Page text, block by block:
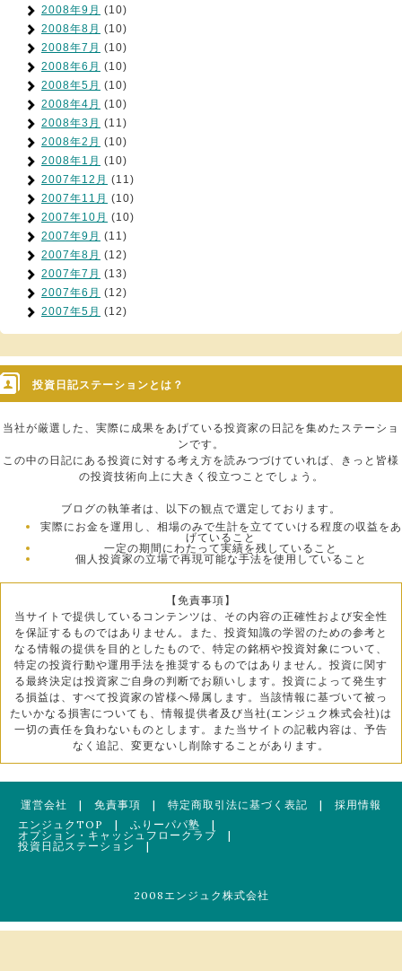
2008年9月 (10)
2008年8月 (10)
2008年7月 (10)
2008年6月 (10)
2008年5月 (10)
2008年4月 (10)
2008年3月 (11)
2008年2月 (10)
2008年1月 (10)
2007年12月 (11)
2007年11月 (10)
2007年10月 (10)
2007年9月 (11)
2007年8月 (12)
2007年7月 (13)
2007年6月 (12)
2007年5月 (12)
投資日記ステーションとは？
当社が厳選した、実際に成果をあげている投資家の日記を集めたステーショ
ンです。
この中の日記にある投資に対する考え方を読みつづけていれば、きっと皆様
の投資技術向上に大きく役立つことでしょう。
ブログの執筆者は、以下の観点で選定しております。
実際にお金を運用し、相場のみで生計を立てていける程度の収益をあ
げていること
一定の期間にわたって実績を残していること
個人投資家の立場で再現可能な手法を使用していること
【免責事項】
当サイトで提供しているコンテンツは、その内容の正確性および安全性
を保証するものではありません。また、投資知識の学習のための参考と
なる情報の提供を目的としたもので、特定の銘柄や投資対象について、
特定の投資行動や運用手法を推奨するものではありません。投資に関す
る最終決定は投資家ご自身の判断でお願いします。投資によって発生す
る損益は、すべて投資家の皆様へ帰属します。当該情報に基づいて被っ
たいかなる損害についても、情報提供者及び当社(エンジュク株式会社)は
一切の責任を負わないものとします。また当サイトの記載内容は、予告
なく追記、変更ないし削除することがあります。
運営会社 | 免責事項 | 特定商取引法に基づく表記 | 採用情報
エンジュクTOP
| ふりーパパ塾 |
オプション・キャッシュフロークラブ |
投資日記ステーション
|
2008エンジュク株式会社